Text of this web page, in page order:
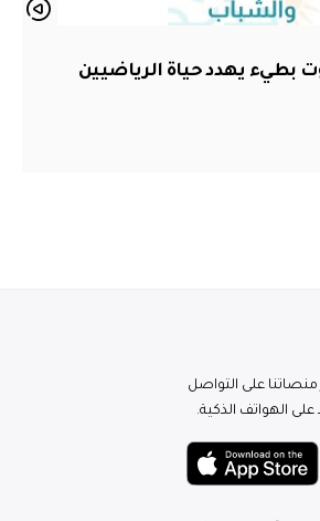
بطيء يهدد حياة الرياضيين
على التواصل
الهواتف الذكية.